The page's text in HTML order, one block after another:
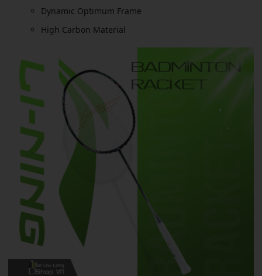
Dynamic Optimum Frame
High Carbon Material